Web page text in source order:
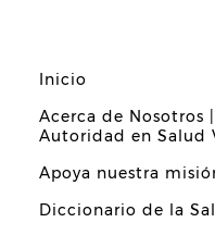
Inicio
Acerca de Nosotros
Autoridad en Salud
Apoya nuestra
Diccionario de la